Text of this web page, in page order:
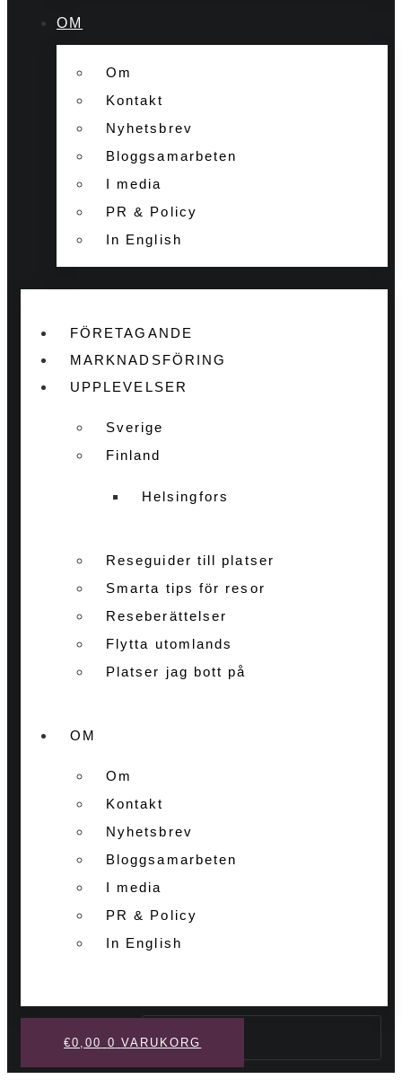
OM
Om
Kontakt
Nyhetsbrev
Bloggsamarbeten
I media
PR & Policy
In English
FÖRETAGANDE
MARKNADSFÖRING
UPPLEVELSER
Sverige
Finland
Helsingfors
Reseguider till platser
Smarta tips för resor
Reseberättelser
Flytta utomlands
Platser jag bott på
OM
Om
Kontakt
Nyhetsbrev
Bloggsamarbeten
I media
PR & Policy
In English
Sök
€0,00 0 VARUKORG